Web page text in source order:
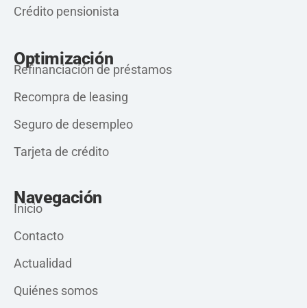
Crédito pensionista
Optimización
Refinanciación de préstamos
Recompra de leasing
Seguro de desempleo
Tarjeta de crédito
Navegación
Inicio
Contacto
Actualidad
Quiénes somos